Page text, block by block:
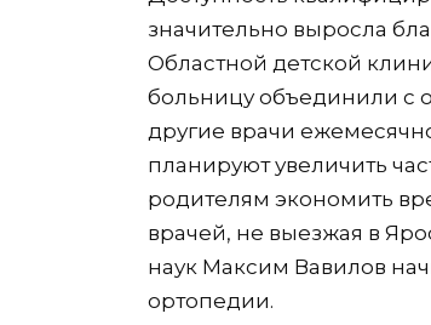
значительно выросла
Областной детской
больницу объединили с
другие врачи
планируют увеличить
родителям экономить
врачей, не выезжая в
наук Максим Вавилов
ортопедии.